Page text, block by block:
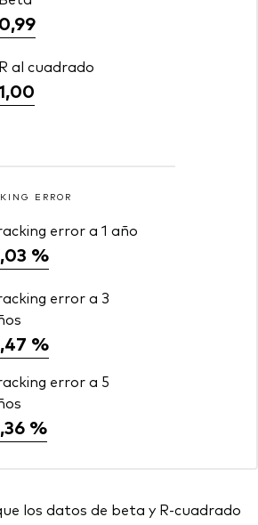
0,99
R al cuadrado
ERROR
error a 1 año
%
error a 3
%
error a 5
%
los datos de beta y R-cuadrado